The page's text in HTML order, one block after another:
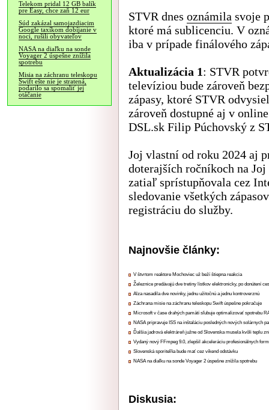
Telekom pridal 12 GB balík
pre Easy, chce zaň 12 eur
Súd zakázal samojazdiacim
Google taxíkom dobíjanie v
noci, rušili obyvateľov
NASA na diaľku na sonde
Voyager 2 úspešne znížila
spotrebu
Misia na záchranu teleskopu
Swift ešte nie je stratená,
podarilo sa spomaliť jej
otáčanie
STVR dnes oznámila svoje
ktoré má sublicenciu. V
iba v prípade finálového
Aktualizácia 1: STVR
televíziou bude zároveň
zápasy, ktoré STVR
zároveň dostupné aj v
DSL.sk Filip Púchovský z
Joj vlastní od roku 2024 aj
doterajších ročníkoch na
zatiaľ sprístupňovala cez
sledovanie všetkých
registráciu do služby.
Najnovšie články:
V štvrtom reaktore Mochoviec už beží štiepna reakcia
Železnice predávajú dve tretiny lístkov elektronicky, po donútení
Alza nasadila dve novinky, jednu užitočnú a jednu kontroverznú
Záchrana misie na záchranu teleskopu Swift úspešne pokračuje
Microsoft v čase drahých pamätí sľubuje optimalizovať spotrebu
NASA pripravuje ISS na inštaláciu posledných nových solárnych
Ďalšia jadrová elektráreň južne od Slovenska musela kvôli teplu
Vydaný nový FFmpeg 9.0, zlepšil akceleráciu profesionálnych
Slovenská sporiteľňa bude mať cez víkend odstávku
NASA na diaľku na sonde Voyager 2 úspešne znížila spotrebu
Diskusia: